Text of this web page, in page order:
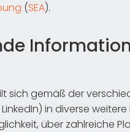
(SEA).
sich gemäß der
LinkedIn) in diverse
über zahlreiche